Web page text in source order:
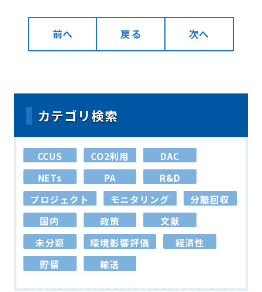
前へ 戻る 次へ
カテゴリ検索
CCUS CO2利用
DAC
NETs
PA
R&D
プロジェクト
モニタリング
分離回収
国内
政策
文献
未分類
環境影響評価
経済性
貯留
輸送